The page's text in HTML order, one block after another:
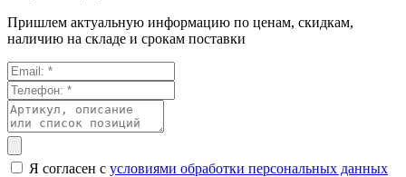
Пришлем актуальную информацию по ценам, скидкам,
наличию на складе и срокам поставки
Я согласен с условиями обработки персональных данных